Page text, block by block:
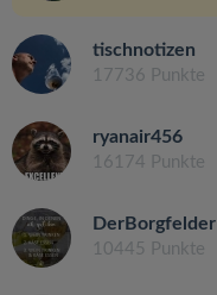
tischnotizen
17736 Punkte
ryanair456
16174 Punkte
DerBorgfelder
10445 Punkte